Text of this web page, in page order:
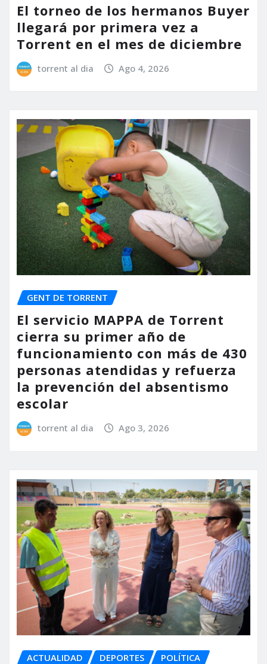
El torneo de los hermanos Buyer
llegará por primera vez a
Torrent en el mes de diciembre
torrent al dia Ago 4, 2026
GENT DE TORRENT
El servicio MAPPA de Torrent
cierra su primer año de
funcionamiento con más de 430
personas atendidas y refuerza
la prevención del absentismo
escolar
torrent al dia Ago 3, 2026
ACTUALIDAD DEPORTES POLÍTICA